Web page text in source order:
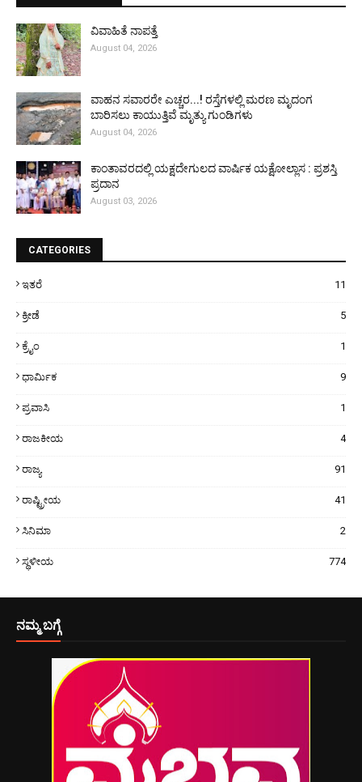
ವಿವಾಹಿತೆ ನಾಪತ್ತೆ
August 04, 2026
ವಾಹನ ಸವಾರರೇ ಎಚ್ಚರ...! ರಸ್ತೆಗಳಲ್ಲಿ ಮರಣ ಮೃದಂಗ
ಬಾರಿಸಲು ಕಾಯುತ್ತಿವೆ ಮೃತ್ಯು ಗುಂಡಿಗಳು
August 04, 2026
ಕಾಂತಾವರದಲ್ಲಿ ಯಕ್ಷದೇಗುಲದ ವಾರ್ಷಿಕ ಯಕ್ಷೋಲ್ಲಾಸ : ಪ್ರಶಸ್ತಿ
ಪ್ರದಾನ
August 03, 2026
CATEGORIES
ಇತರೆ 11
ಕ್ರೀಡೆ 5
ಕ್ರೈಂ 1
ಧಾರ್ಮಿಕ 9
ಪ್ರವಾಸಿ 1
ರಾಜಕೀಯ 4
ರಾಜ್ಯ 91
ರಾಷ್ಟ್ರೀಯ 41
ಸಿನಿಮಾ 2
ಸ್ಥಳೀಯ 774
ನಮ್ಮ ಬಗ್ಗೆ